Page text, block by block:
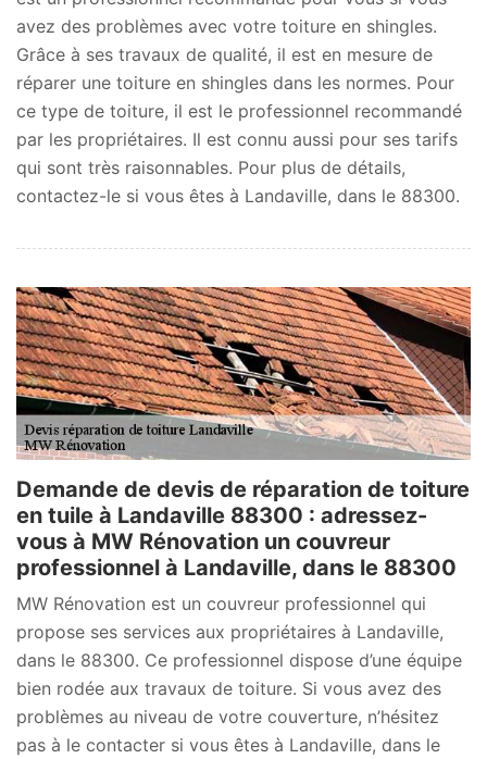
avez des problèmes avec votre toiture en shingles.
Grâce à ses travaux de qualité, il est en mesure de
réparer une toiture en shingles dans les normes. Pour
ce type de toiture, il est le professionnel recommandé
par les propriétaires. Il est connu aussi pour ses tarifs
qui sont très raisonnables. Pour plus de détails,
contactez-le si vous êtes à Landaville, dans le 88300.
Demande de devis de réparation de toiture
en tuile à Landaville 88300 : adressez-
vous à MW Rénovation un couvreur
professionnel à Landaville, dans le 88300
MW Rénovation est un couvreur professionnel qui
propose ses services aux propriétaires à Landaville,
dans le 88300. Ce professionnel dispose d’une équipe
bien rodée aux travaux de toiture. Si vous avez des
problèmes au niveau de votre couverture, n’hésitez
pas à le contacter si vous êtes à Landaville, dans le